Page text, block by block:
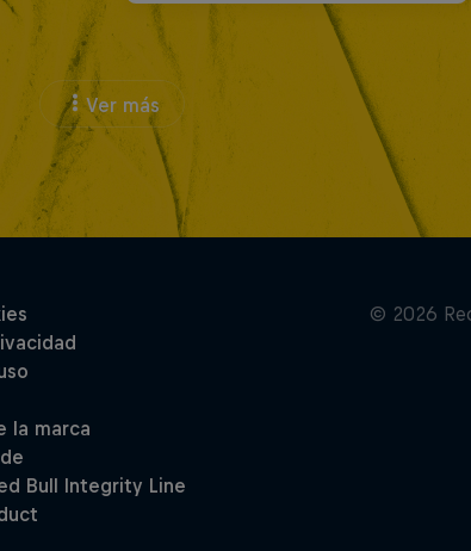
Ver más